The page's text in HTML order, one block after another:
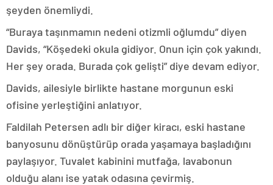
şeyden önemliydi.
“Buraya taşınmamın nedeni otizmli oğlumdu” diyen
Davids, “Köşedeki okula gidiyor. Onun için çok yakındı.
Her şey orada. Burada çok gelişti” diye devam ediyor.
Davids, ailesiyle birlikte hastane morgunun eski
ofisine yerleştiğini anlatıyor.
Faldilah Petersen adlı bir diğer kiracı, eski hastane
banyosunu dönüştürüp orada yaşamaya başladığını
paylaşıyor. Tuvalet kabinini mutfağa, lavabonun
olduğu alanı ise yatak odasına çevirmiş.